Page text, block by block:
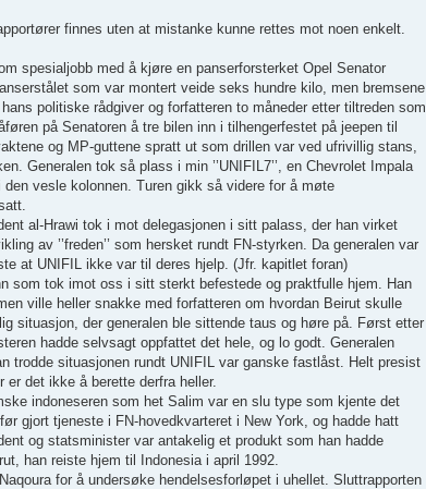
finnes uten at mistanke kunne rettes mot noen enkelt.
spesialjobb med å kjøre en panserforsterket Opel Senator
som var montert veide seks hundre kilo, men bremsene
politiske rådgiver og forfatteren to måneder etter tiltreden som
på Senatoren å tre bilen inn i tilhengerfestet på jeepen til
og MP-guttene spratt ut som drillen var ved ufrivillig stans,
Generalen tok så plass i min ’’UNIFIL7’’, en Chevrolet Impala
vesle kolonnen. Turen gikk så videre for å møte
al-Hrawi tok i mot delegasjonen i sitt palass, der han virket
av ’’freden’’ som hersket rundt FN-styrken. Da generalen var
at UNIFIL ikke var til deres hjelp. (Jfr. kapitlet foran)
som tok imot oss i sitt sterkt befestede og praktfulle hjem. Han
ville heller snakke med forfatteren om hvordan Beirut skulle
situasjon, der generalen ble sittende taus og høre på. Først etter
hadde selvsagt oppfattet det hele, og lo godt. Generalen
trodde situasjonen rundt UNIFIL var ganske fastlåst. Helt presist
det ikke å berette derfra heller.
indoneseren som het Salim var en slu type som kjente det
gjort tjeneste i FN-hovedkvarteret i New York, og hadde hatt
og statsminister var antakelig et produkt som han hadde
han reiste hjem til Indonesia i april 1992.
for å undersøke hendelsesforløpet i uhellet. Sluttrapporten